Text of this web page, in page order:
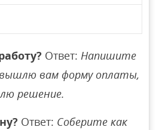
Ответ:Напишите
вам форму оплаты,
решение.
Ответ: Соберите как